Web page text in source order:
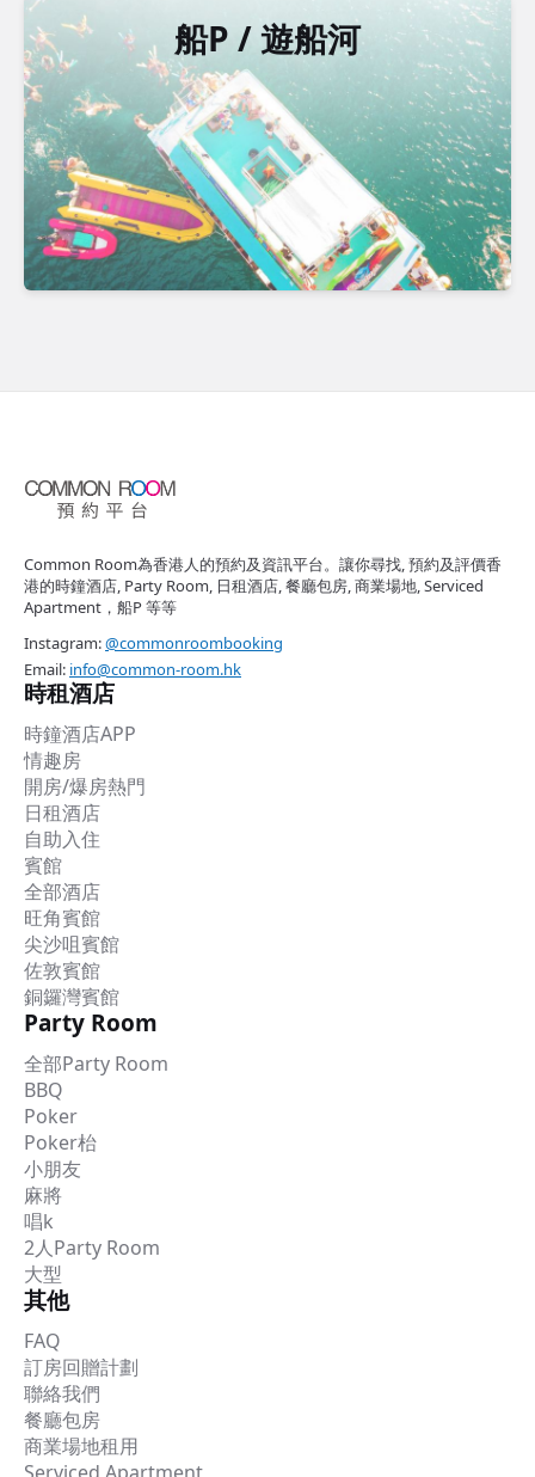
船P / 遊船河
Common Room為香港人的預約及資訊平台。讓你尋找, 預約及評價香
港的時鐘酒店, Party Room, 日租酒店, 餐廳包房, 商業場地, Serviced
Apartment，船P 等等
Instagram:@commonroombooking
Email: info@common-room.hk
時租酒店
時鐘酒店APP
情趣房
開房/爆房熱門
日租酒店
自助入住
賓館
全部酒店
旺角賓館
尖沙咀賓館
佐敦賓館
銅鑼灣賓館
Party Room
全部Party Room
BBQ
Poker
Poker枱
小朋友
麻將
唱k
2人Party Room
大型
其他
FAQ
訂房回贈計劃
聯絡我們
餐廳包房
商業場地租用